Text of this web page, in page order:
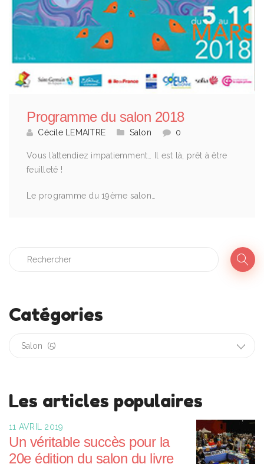
Programme du salon 2018
Cécile LEMAITRE Salon 0
Vous l’attendiez impatiemment… Il est là, prêt à être
feuilleté !
Le programme du 19ème salon…
Catégories
Les articles populaires
11 AVRIL 2019
Un véritable succès pour la
20e édition du salon du livre